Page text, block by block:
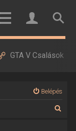
GTA V Csalások
Belépés